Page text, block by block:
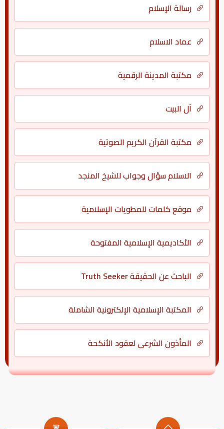
رسالة الإسلام
عماد الاسلام
مكتبة المدينة الرقمية
آل البيت
مكتبة القرآن الكريم الصوتية
الاسلام سؤال وجواب للشيخ المنجد
موقع كلمات للمطويات الإسلامية
الأكاديمية الإسلامية المفتوحة
الباحث عن الحقيقة Truth Seeker
المكتبة الإسلامية الإلكترونية الشاملة
المأذون الشرعي لعقود الأنكحة